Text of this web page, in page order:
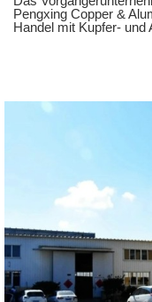
Pengxing Copper &
Handel mit Kupfer- und